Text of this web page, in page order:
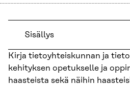
Sisällys
Kirja tietoyhteiskunnan ja
kehityksen opetukselle ja
haasteista sekä näihin